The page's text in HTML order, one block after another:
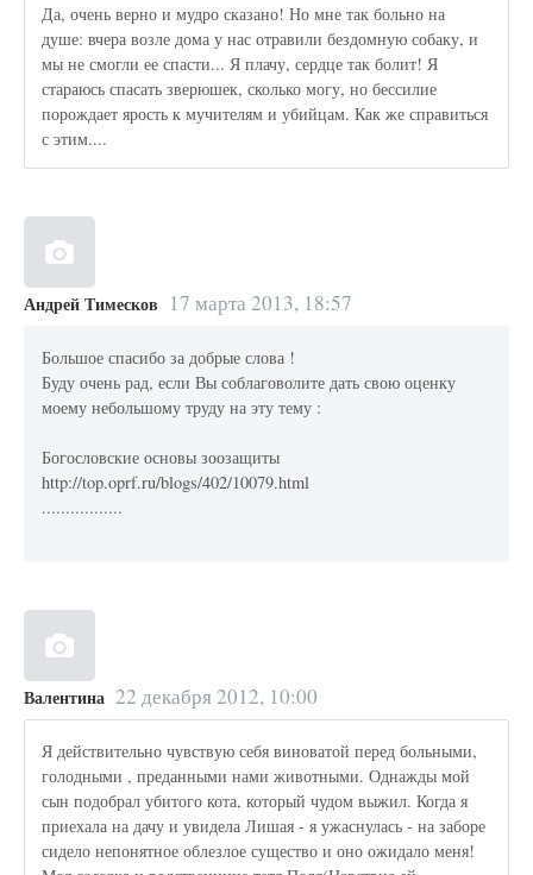
Да, очень верно и мудро сказано! Но мне так больно на
душе: вчера возле дома у нас отравили бездомную собаку, и
мы не смогли ее спасти... Я плачу, сердце так болит! Я
стараюсь спасать зверюшек, сколько могу, но бессилие
порождает ярость к мучителям и убийцам. Как же справиться
с этим....
Андрей Тимесков 17 марта 2013, 18:57
Большое спасибо за добрые слова !
Буду очень рад, если Вы соблаговолите дать свою оценку
моему небольшому труду на эту тему :
Богословские основы зоозащиты
http://top.oprf.ru/blogs/402/10079.html
.................
Валентина 22 декабря 2012, 10:00
Я действительно чувствую себя виноватой перед больными,
голодными , преданными нами животными. Однажды мой
сын подобрал убитого кота, который чудом выжил. Когда я
приехала на дачу и увидела Лишая - я ужаснулась - на заборе
сидело непонятное облезлое существо и оно ожидало меня!